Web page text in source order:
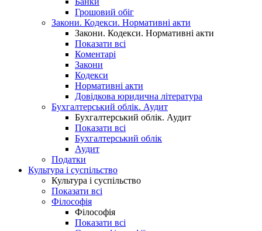
Грошовий обіг
Закони. Кодекси. Нормативні акти
Закони. Кодекси. Нормативні акти
Показати всі
Коментарі
Закони
Кодекси
Нормативні акти
Довідкова юридична література
Бухгалтерський облік. Аудит
Бухгалтерський облік. Аудит
Показати всі
Бухгалтерський облік
Аудит
Податки
Культура і суспільство
Культура і суспільство
Показати всі
Філософія
Філософія
Показати всі